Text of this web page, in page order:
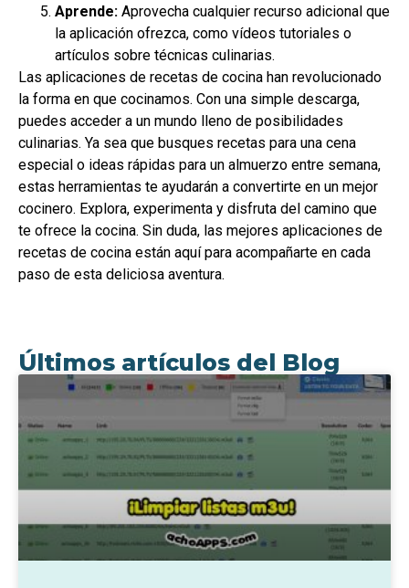
Aprende: Aprovecha cualquier recurso adicional que
la aplicación ofrezca, como vídeos tutoriales o
artículos sobre técnicas culinarias.
Las aplicaciones de recetas de cocina han revolucionado
la forma en que cocinamos. Con una simple descarga,
puedes acceder a un mundo lleno de posibilidades
culinarias. Ya sea que busques recetas para una cena
especial o ideas rápidas para un almuerzo entre semana,
estas herramientas te ayudarán a convertirte en un mejor
cocinero. Explora, experimenta y disfruta del camino que
te ofrece la cocina. Sin duda, las mejores aplicaciones de
recetas de cocina están aquí para acompañarte en cada
paso de esta deliciosa aventura.
Últimos artículos del Blog